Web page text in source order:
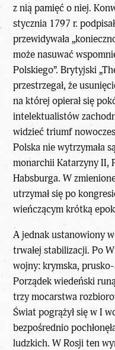
z nią pamięć o niej.
stycznia 1797 r.
przewidywała
może nasuwać
Polskiego”. Brytyjski
przestrzegał, że
na której opierał się
intelektualistów
widzieć triumf
Polska nie wytrzymała
monarchii Katarzyny II,
Habsburga. W
utrzymał się po
wieńczącym krótką
A jednak ustanowiony
trwałej stabilizacji. Po
wojny: krymska,
Porządek wiedeński
trzy mocarstwa
Świat pogrążył się w I
bezpośrednio
ludzkich. W Rosji ten